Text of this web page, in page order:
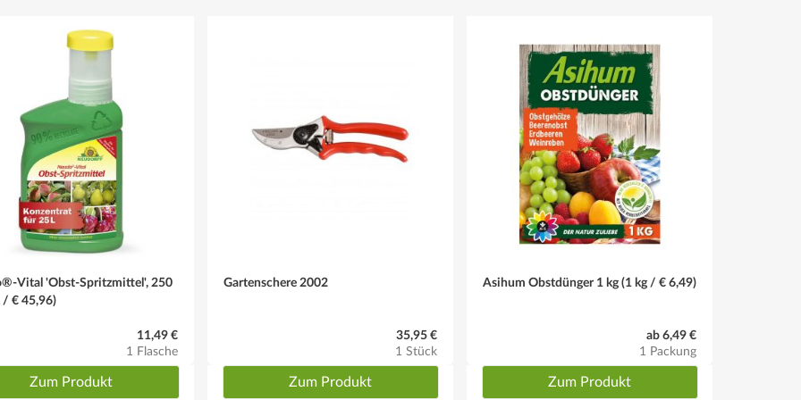
sind auch leichte Böden geeignet. Staunasse Böden scheiden jedoch aus
können Nachdüngungen erfolgen. Hervorragend eignet sich unser Dünger für Beerenobstgehölze
Vital 'Obst-Spritzmittel', 250
/ € 45,96)
11,49 €
1 Flasche
Zum Produkt
Gartenschere 2002
35,95 €
1 Stück
Zum Produkt
Asihum Obstdünger 1 kg (1 kg / € 6,49)
ab 6,49 €
1 Packung
Zum Produkt